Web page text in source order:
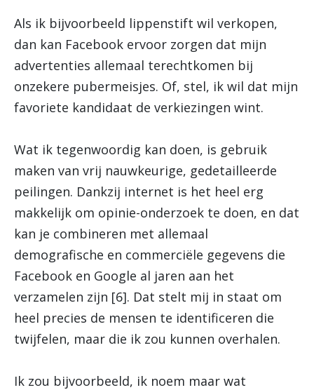
Als ik bijvoorbeeld lippenstift wil verkopen,
dan kan Facebook ervoor zorgen dat mijn
advertenties allemaal terechtkomen bij
onzekere pubermeisjes. Of, stel, ik wil dat mijn
favoriete kandidaat de verkiezingen wint.
Wat ik tegenwoordig kan doen, is gebruik
maken van vrij nauwkeurige, gedetailleerde
peilingen. Dankzij internet is het heel erg
makkelijk om opinie-onderzoek te doen, en dat
kan je combineren met allemaal
demografische en commerciële gegevens die
Facebook en Google al jaren aan het
verzamelen zijn [6]. Dat stelt mij in staat om
heel precies de mensen te identificeren die
twijfelen, maar die ik zou kunnen overhalen.
Ik zou bijvoorbeeld, ik noem maar wat